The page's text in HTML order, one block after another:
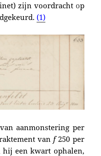
) zijn voordracht op
.(1)
aanmonstering per
van f 250 per
hij een kwart ophalen,